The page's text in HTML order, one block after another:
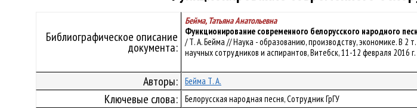
Библиографическое описание
документа:
Бейма, Татьяна Анатольевна
Функционирование современного белорусского народного
/ Т. А. Бейма // Наука - образованию, производству, экономике. В 2
научных сотрудников и аспирантов, Витебск, 11-12 февраля 2016
Авторы: Бейма Т. А.
Ключевые слова: Белорусская народная песня, Сотрудник ГрГУ